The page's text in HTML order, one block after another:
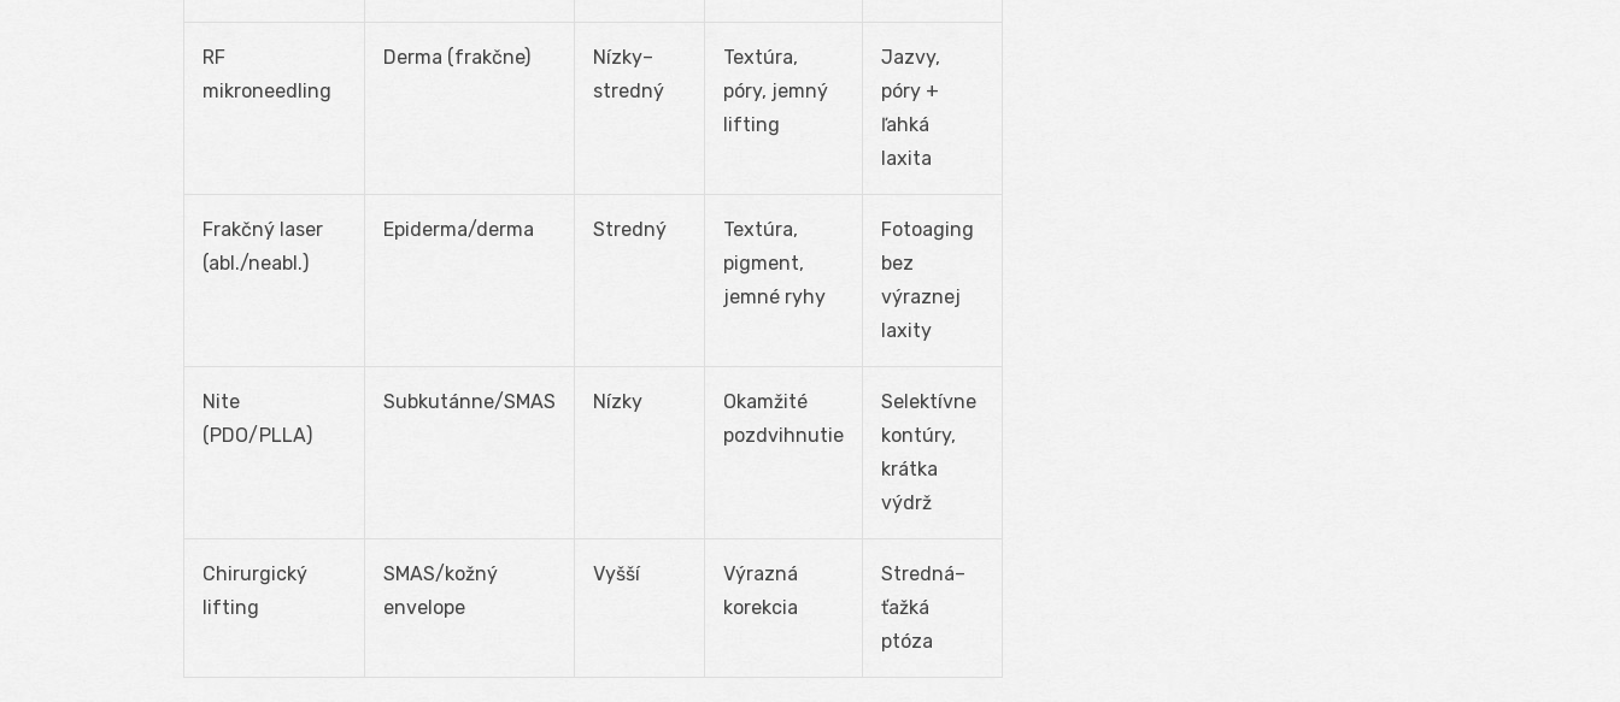
RF
mikroneedling
Derma (frakčne)
Nízky–
stredný
Textúra,
póry, jemný
lifting
Jazvy,
póry +
ľahká
laxita
Frakčný laser
(abl./neabl.)
Epiderma/derma Stredný
Textúra,
pigment,
jemné ryhy
Fotoaging
bez
výraznej
laxity
Nite
(PDO/PLLA)
Subkutánne/SMAS Nízky
Okamžité
pozdvihnutie
Selektívne
kontúry,
krátka
výdrž
Chirurgický
lifting
SMAS/kožný
envelope
Vyšší
Výrazná
korekcia
Stredná–
ťažká
ptóza